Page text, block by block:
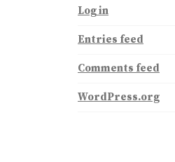
Log in
Entries feed
Comments feed
WordPress.org